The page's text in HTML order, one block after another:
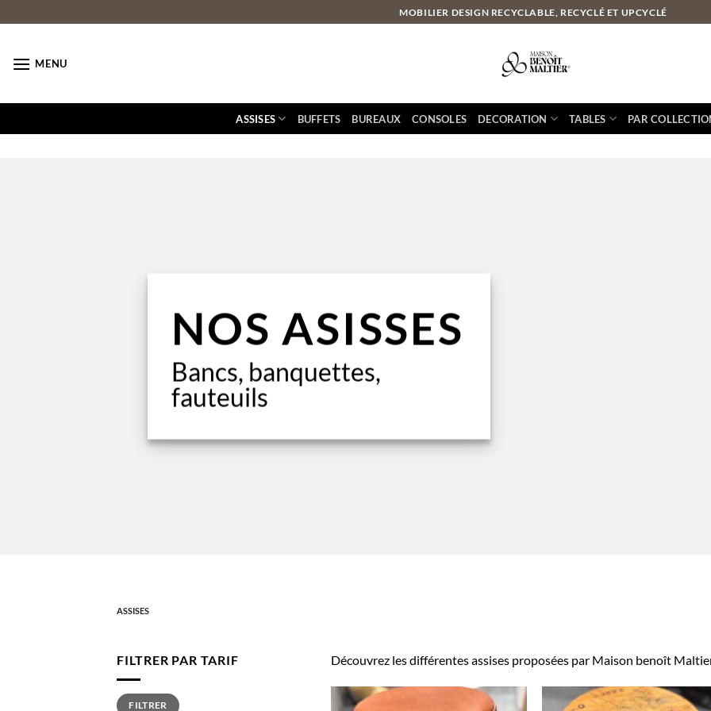
au
MOBILIER DESIGN RECYCLABLE, RECYCLÉ ET UPCYCLÉ
MENU
ASSISES BUFFETS BUREAUX CONSOLES DECORATION TABLES PAR
NOS ASISSES
Bancs, banquettes,
fauteuils
ASSISES
FILTRER PAR TARIF
Prix
min
Prix
maxFILTRER
Découvrez les différentes assises proposées par Maison benoît